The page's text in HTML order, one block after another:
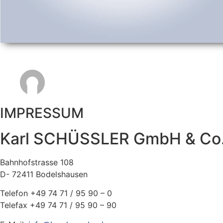
IMPRESSUM
Karl SCHÜSSLER GmbH &
Bahnhofstrasse 108
D- 72411 Bodelshausen
Telefon +49 74 71 / 95 90 – 0
Telefax +49 74 71 / 95 90 – 90